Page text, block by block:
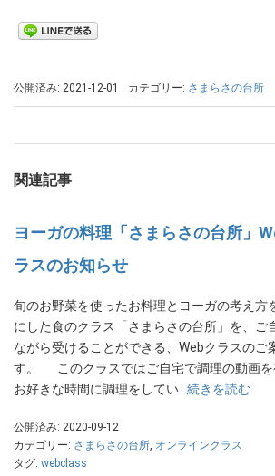
公開済み: 2021-12-01 カテゴリー: さまらさの台所
関連記事
ヨーガの料理「さまらさの台所」
ラスのお知らせ
旬のお野菜を使ったお料理とヨーガの考え方
にした食のクラス「さまらさの台所」を、ご
ながら受けることができる、Webクラスのご
す。 このクラスではご自宅で調理の動画を
お好きな時間に調理をしてい… 続きを読む
公開済み: 2020-09-12
カテゴリー: さまらさの台所, オンラインクラス
タグ: webclass